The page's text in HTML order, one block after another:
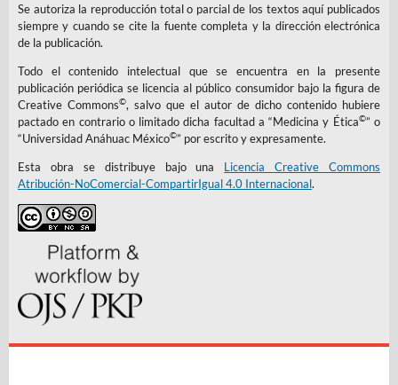
Se autoriza la reproducción total o parcial de los textos aquí publicados
siempre y cuando se cite la fuente completa y la dirección electrónica
de la publicación.
Todo el contenido intelectual que se encuentra en la presente
publicación periódica se licencia al público consumidor bajo la figura de
Creative Commons©, salvo que el autor de dicho contenido hubiere
pactado en contrario o limitado dicha facultad a “Medicina y Ética©” o
“Universidad Anáhuac México©” por escrito y expresamente.
Esta obra se distribuye bajo una Licencia Creative Commons
Atribución-NoComercial-CompartirIgual 4.0 Internacional.